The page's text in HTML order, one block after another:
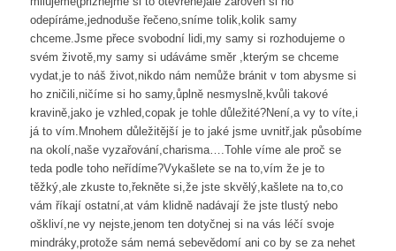
odepíráme,jednoduše řečeno,sníme tolik,kolik samy
chceme.Jsme přece svobodní lidi,my samy si rozhodujeme o
svém životě,my samy si udáváme směr ,kterým se chceme
vydat,je to náš život,nikdo nám nemůže bránit v tom abysme si
ho zničili,ničíme si ho samy,ůplně nesmyslně,kvůli takové
kravině,jako je vzhled,copak je tohle důležité?Není,a vy to víte,i
já to vím.Mnohem důležitější je to jaké jsme uvnitř,jak působíme
na okolí,naše vyzařování,charisma….Tohle víme ale proč se
teda podle toho neřídíme?Vykašlete se na to,vím že je to
těžký,ale zkuste to,řekněte si,že jste skvělý,kašlete na to,co
vám říkají ostatní,at vám klidně nadávají že jste tlustý nebo
oškliví,ne vy nejste,jenom ten dotyčnej si na vás léčí svoje
mindráky,protože sám nemá sebevědomí ani co by se za nehet